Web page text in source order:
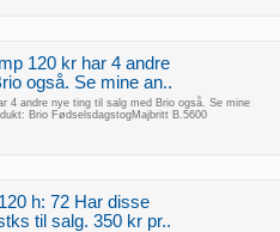
120 kr har 4 andre
også. Se mine an..
4 andre nye ting til salg med Brio også. Se mine
Brio FødselsdagstogMajbritt B.5600
h: 72 Har disse
til salg. 350 kr pr..